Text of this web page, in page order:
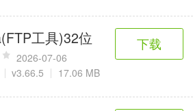
工具)32位
2026-07-06
v3.66.5 17.06 MB
下载